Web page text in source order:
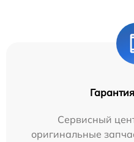
Сервисный
оригинальные